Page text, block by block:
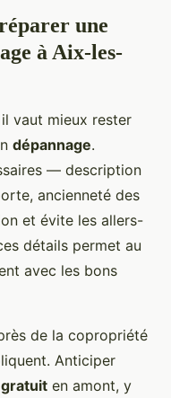
une
à Aix-les-
il vaut mieux rester
dépannage.
— description
ancienneté des
et évite les allers-
détails permet au
avec les bons
de la copropriété
Anticiper
en amont, y